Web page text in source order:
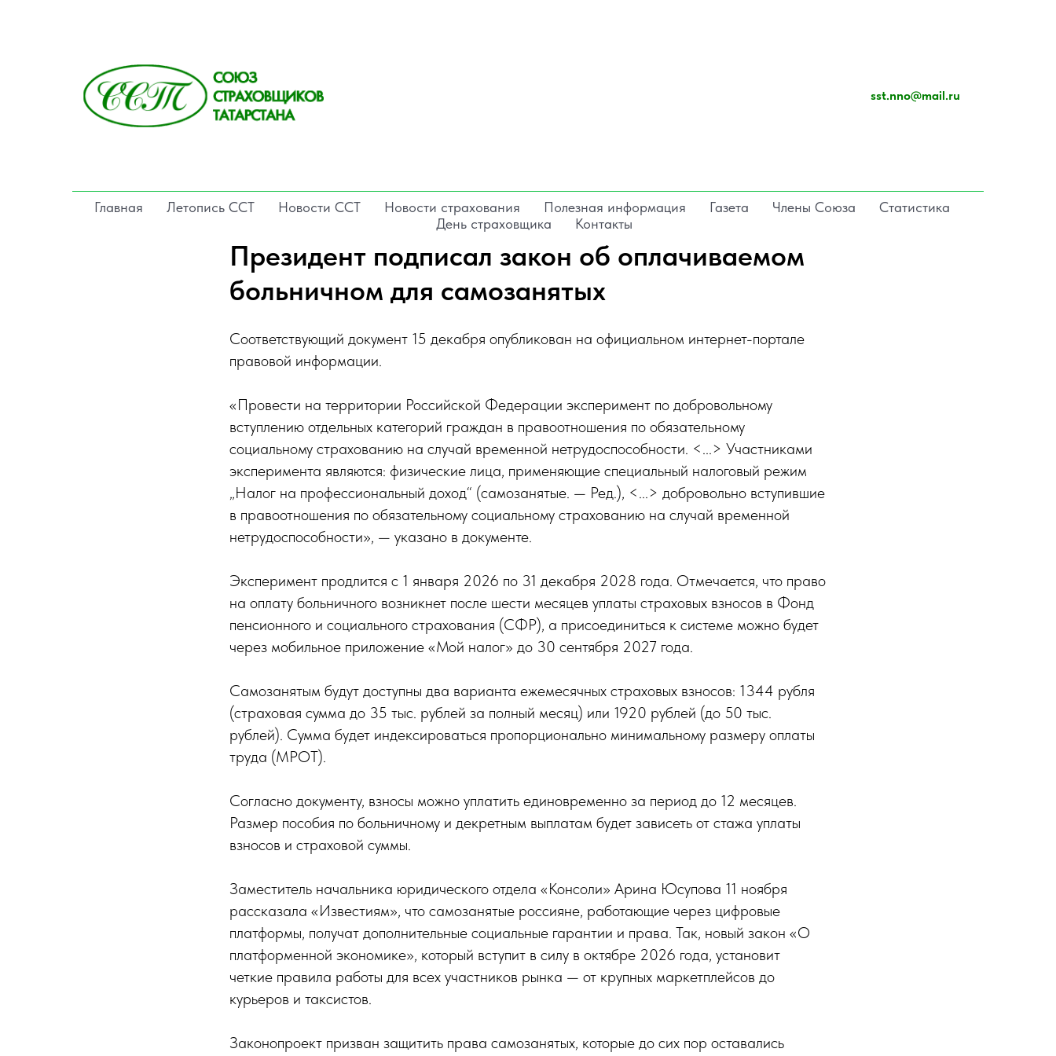
sst.nno@mail.ru
Главная Летопись ССТ Новости ССТ Новости страхования Полезная информация Газета Члены Союза
Статистика
День страховщика
Контакты
Президент подписал закон об оплачиваемом
больничном для самозанятых
Соответствующий документ 15 декабря опубликован на официальном интернет-портале
правовой информации.
«Провести на территории Российской Федерации эксперимент по добровольному
вступлению отдельных категорий граждан в правоотношения по обязательному
социальному страхованию на случай временной нетрудоспособности. <...> Участниками
эксперимента являются: физические лица, применяющие специальный налоговый режим
„Налог на профессиональный доход“ (самозанятые. — Ред.), <...> добровольно вступившие
в правоотношения по обязательному социальному страхованию на случай временной
нетрудоспособности», — указано в документе.
Эксперимент продлится с 1 января 2026 по 31 декабря 2028 года. Отмечается, что право
на оплату больничного возникнет после шести месяцев уплаты страховых взносов в Фонд
пенсионного и социального страхования (СФР), а присоединиться к системе можно будет
через мобильное приложение «Мой налог» до 30 сентября 2027 года.
Самозанятым будут доступны два варианта ежемесячных страховых взносов: 1344 рубля
(страховая сумма до 35 тыс. рублей за полный месяц) или 1920 рублей (до 50 тыс.
рублей). Сумма будет индексироваться пропорционально минимальному размеру оплаты
труда (МРОТ).
Согласно документу, взносы можно уплатить единовременно за период до 12 месяцев.
Размер пособия по больничному и декретным выплатам будет зависеть от стажа уплаты
взносов и страховой суммы.
Заместитель начальника юридического отдела «Консоли» Арина Юсупова 11 ноября
рассказала «Известиям», что самозанятые россияне, работающие через цифровые
платформы, получат дополнительные социальные гарантии и права. Так, новый закон «О
платформенной экономике», который вступит в силу в октябре 2026 года, установит
четкие правила работы для всех участников рынка — от крупных маркетплейсов до
курьеров и таксистов.
Законопроект призван защитить права самозанятых, которые до сих пор оставались